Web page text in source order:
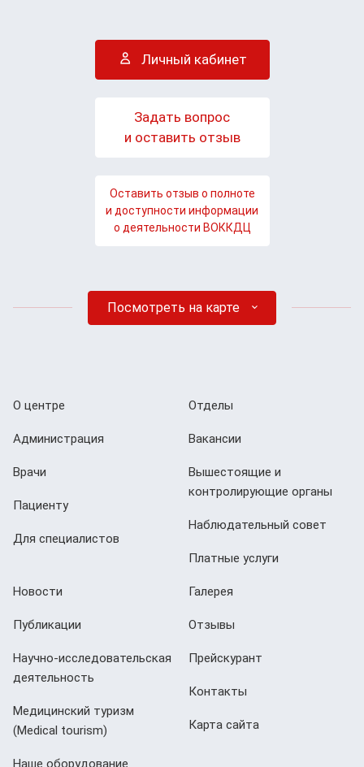
Личный кабинет
Задать вопрос
и оставить отзыв
Оставить отзыв о полноте
и доступности информации
о деятельности ВОККДЦ
Посмотреть на карте
О центре
Администрация
Врачи
Пациенту
Для специалистов
Отделы
Вакансии
Вышестоящие и
контролирующие органы
Наблюдательный совет
Платные услуги
Новости
Публикации
Научно-исследовательская
деятельность
Медицинский туризм
(Мedical tourism)
Наше оборудование
Галерея
Отзывы
Прейскурант
Контакты
Карта сайта